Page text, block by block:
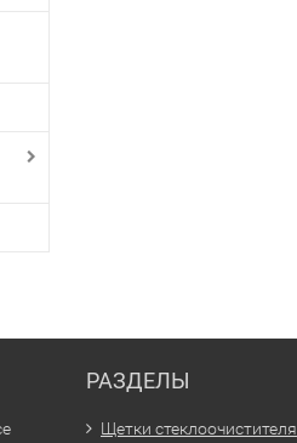
РАЗДЕЛЫ
Щетки стеклоочистителя